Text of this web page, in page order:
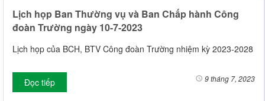
Lịch họp Ban Thường vụ và Ban Chấp hành Công
đoàn Trường ngày 10-7-2023
Lịch họp của BCH, BTV Công đoàn Trường nhiệm kỳ 2023-2028
Đọc tiếp 9 tháng 7, 2023